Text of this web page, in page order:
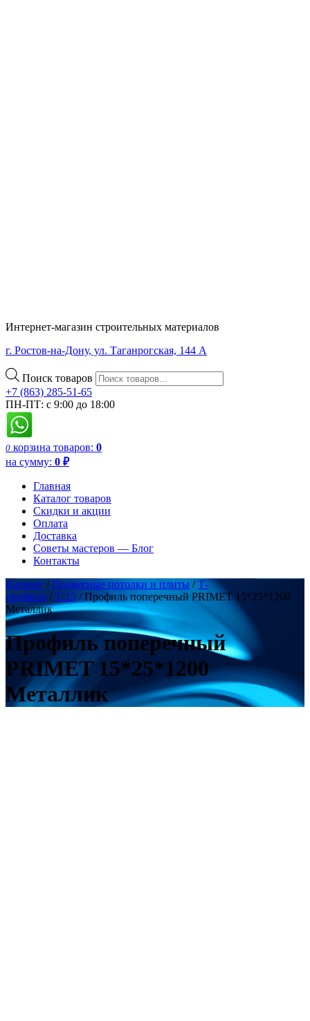
Интернет-магазин строительных материалов
г. Ростов-на-Дону, ул. Таганрогская, 144 А
Поиск товаров
+7 (863) 285-51-65
ПН-ПТ: с 9:00 до 18:00
0 корзина товаров: 0
на сумму: 0 ₽
Главная
Каталог товаров
Скидки и акции
Оплата
Доставка
Советы мастеров — Блог
Контакты
Каталог /Подвесные потолки и плиты /Т-
профиль /Т-15 / Профиль поперечный PRIMET 15*25*1200
Металлик
Профиль поперечный
PRIMET 15*25*1200
Металлик